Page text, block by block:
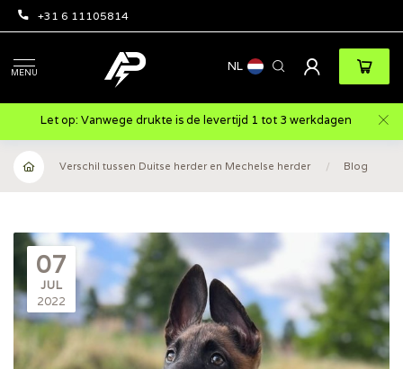
+31 6 11105814
MENU NL
Let op: Vanwege drukte is de levertijd 1 tot 3 werkdagen
Verschil tussen Duitse herder en Mechelse herder / Blog
07
JUL
2022